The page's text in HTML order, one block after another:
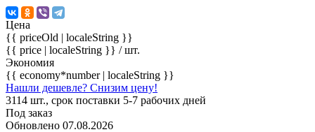
Цена
{{ priceOld | localeString }}
{{ price | localeString }} / шт.
Экономия
{{ economy*number | localeString }}
Нашли дешевле? Снизим цену!
3114 шт., срок поставки 5-7 рабочих дней
Под заказ
Обновлено 07.08.2026